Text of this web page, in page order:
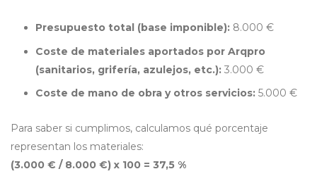
Presupuesto total (base imponible): 8.000 €
Coste de materiales aportados por Arqpro
(sanitarios, grifería, azulejos, etc.): 3.000 €
Coste de mano de obra y otros servicios: 5.000 €
Para saber si cumplimos, calculamos qué porcentaje
representan los materiales:
(3.000 € / 8.000 €) x 100 = 37,5 %